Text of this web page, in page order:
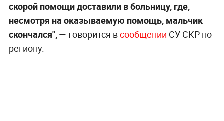
скорой помощи доставили в больницу, где,
несмотря на оказываемую помощь, мальчик
скончался", — говорится всообщении СУ СКР по
региону.